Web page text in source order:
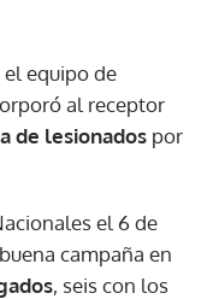
equipo de
al receptor
de lesionados por
el 6 de
campaña en
, seis con los